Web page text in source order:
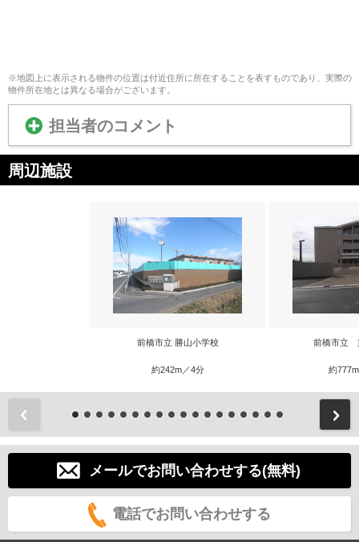
※地図上に表示される物件の位置は付近住所に所在することを表すものであり、実際の
物件所在地とは異なる場合がございます。
担当者のコメント
周辺施設
前橋市立 勝山小学校
約242m／4分
前橋市立
約
メールでお問い合わせする(無料)
電話でお問い合わせする